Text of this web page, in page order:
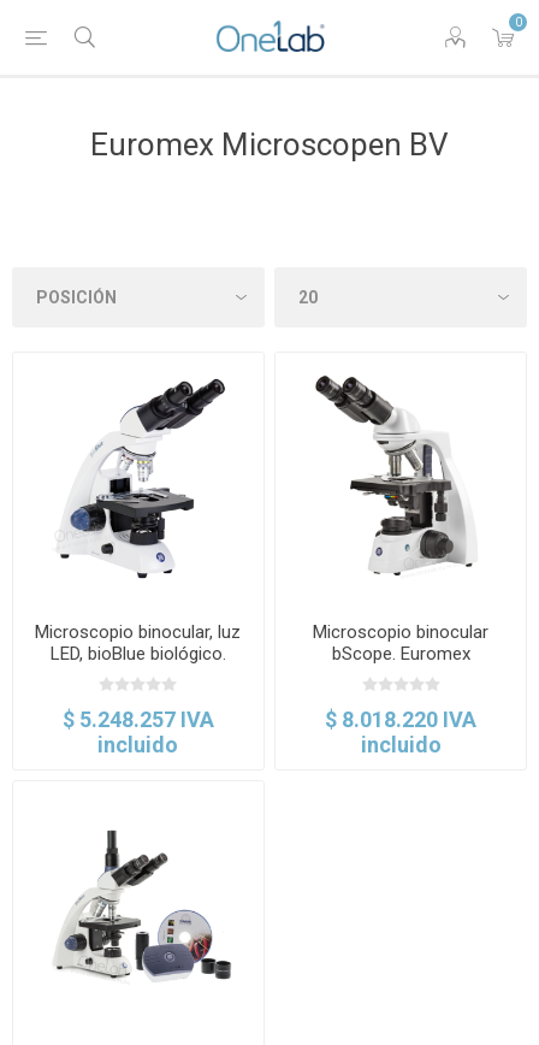
0
Euromex Microscopen BV
Microscopio binocular, luz
LED, bioBlue biológico.
Euromex
$ 5.248.257 IVA
incluido
Microscopio binocular
bScope. Euromex
$ 8.018.220 IVA
incluido